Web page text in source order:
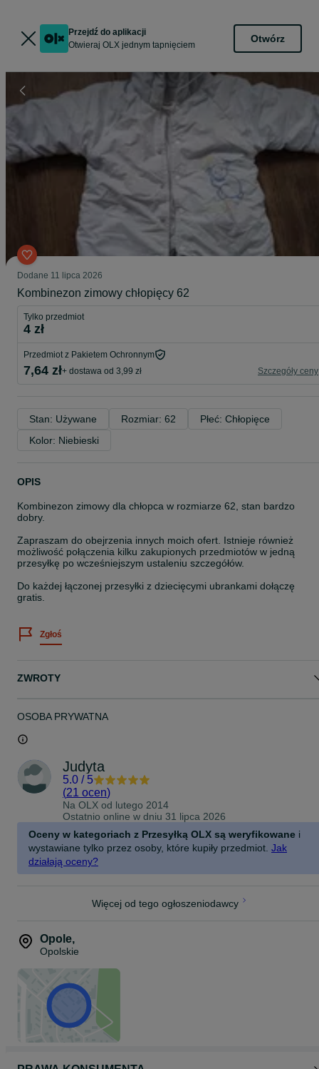
Przejdź do aplikacji
Otwieraj OLX jednym tapnięciem
Otwórz
Dodane 11 lipca 2026
Kombinezon zimowy chłopięcy 62
Tylko przedmiot
4 zł
Przedmiot z Pakietem Ochronnym
7,64 zł+ dostawa od 3,99 zł Szczegóły ceny
Stan: Używane Rozmiar: 62
Płeć: Chłopięce
Kolor: Niebieski
OPIS
Kombinezon zimowy dla chłopca w rozmiarze 62, stan bardzo
dobry.
Zapraszam do obejrzenia innych moich ofert. Istnieje również
możliwość połączenia kilku zakupionych przedmiotów w jedną
przesyłkę po wcześniejszym ustaleniu szczegółów.
Do każdej łączonej przesyłki z dziecięcymi ubrankami dołączę
gratis.
Zgłoś
ZWROTY
OSOBA PRYWATNA
Judyta
5.0 / 5
(21 ocen)
Na OLX od lutego 2014
Ostatnio online w dniu 31 lipca 2026
Oceny w kategoriach z Przesyłką OLX są weryfikowane i
wystawiane tylko przez osoby, które kupiły przedmiot. Jak
działają oceny?
Więcej od tego ogłoszeniodawcy
Opole,
Opolskie